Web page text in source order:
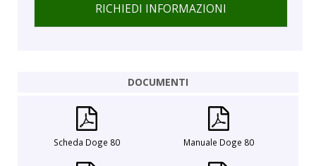
RICHIEDI INFORMAZIONI
DOCUMENTI
Scheda Doge 80 Manuale Doge 80